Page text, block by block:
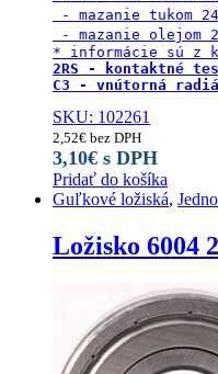
- mazanie tukom
- mazanie olejom
2RS - kontaktné
C3 - vnútorná
SKU: 102261
2,52€ bez DPH
3,10€ s DPH
Pridať do košíka
Guľkové ložiská,
Ložisko 6004